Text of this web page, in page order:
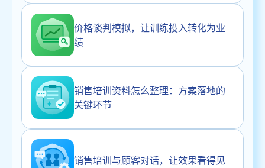
价格谈判模拟，让训练投入转化为业
绩
销售培训资料怎么整理：方案落地的
关键环节
销售培训与顾客对话，让效果看得见